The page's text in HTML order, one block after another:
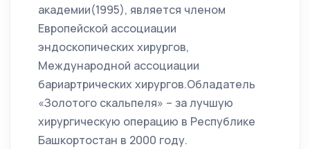
академии(1995), является членом
Европейской ассоциации
эндоскопических хирургов,
Международной ассоциации
бариартрических хирургов.Обладатель
«Золотого скальпеля» – за лучшую
хирургическую операцию в Республике
Башкортостан в 2000 году.